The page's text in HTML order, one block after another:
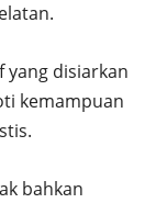
disiarkan
kemampuan
bahkan